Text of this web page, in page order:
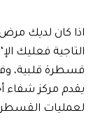
اذا كان لديك
التاجية فعليك
قسطرة قلبية،
يقدم مركز شفاء
لعمليات القسطرة